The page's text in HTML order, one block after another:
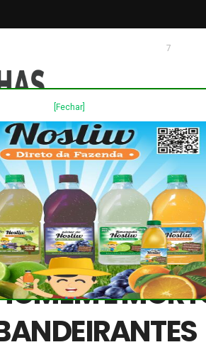
7
FALE COM O CHAGUINHAS
/Destaques/Novas/região/HOMEM É
É